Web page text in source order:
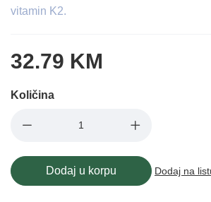
vitamin K2.
32.79 KM
Količina
Dodaj u korpu Dodaj na